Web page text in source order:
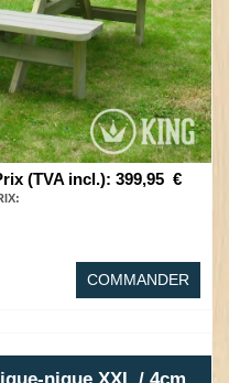
(TVA incl.): 399,95 €
:
COMMANDER